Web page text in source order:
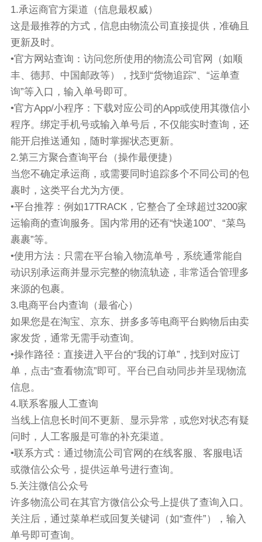
1.承运商官方渠道（信息最权威）
这是最推荐的方式，信息由物流公司直接提供，准确且
更新及时。
•官方网站查询：访问您所使用的物流公司官网（如顺
丰、德邦、中国邮政等），找到“货物追踪”、“运单查
询”等入口，输入单号即可。
•官方App/小程序：下载对应公司的App或使用其微信小
程序。绑定手机号或输入单号后，不仅能实时查询，还
能开启推送通知，随时掌握状态更新。
2.第三方聚合查询平台（操作最便捷）
当您不确定承运商，或需要同时追踪多个不同公司的包
裹时，这类平台尤为方便。
•平台推荐：例如17TRACK，它整合了全球超过3200家
运输商的查询服务。国内常用的还有“快递100”、“菜鸟
裹裹”等。
•使用方法：只需在平台输入物流单号，系统通常能自
动识别承运商并显示完整的物流轨迹，非常适合管理多
来源的包裹。
3.电商平台内查询（最省心）
如果您是在淘宝、京东、拼多多等电商平台购物后由卖
家发货，通常无需手动查询。
•操作路径：直接进入平台的“我的订单”，找到对应订
单，点击“查看物流”即可。平台已自动同步并呈现物流
信息。
4.联系客服人工查询
当线上信息长时间不更新、显示异常，或您对状态有疑
问时，人工客服是可靠的补充渠道。
•联系方式：通过物流公司官网的在线客服、客服电话
或微信公众号，提供运单号进行查询。
5.关注微信公众号
许多物流公司在其官方微信公众号上提供了查询入口。
关注后，通过菜单栏或回复关键词（如“查件”），输入
单号即可查询。